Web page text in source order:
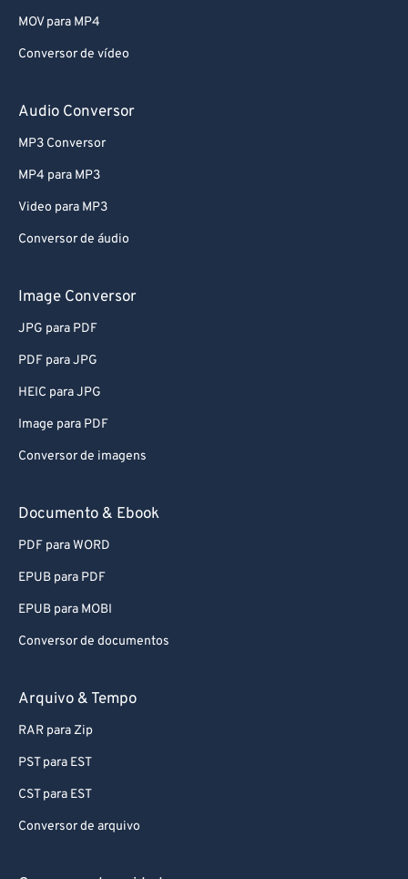
MOV para MP4
Conversor de vídeo
Audio Conversor
MP3 Conversor
MP4 para MP3
Video para MP3
Conversor de áudio
Image Conversor
JPG para PDF
PDF para JPG
HEIC para JPG
Image para PDF
Conversor de imagens
Documento & Ebook
PDF para WORD
EPUB para PDF
EPUB para MOBI
Conversor de documentos
Arquivo & Tempo
RAR para Zip
PST para EST
CST para EST
Conversor de arquivo